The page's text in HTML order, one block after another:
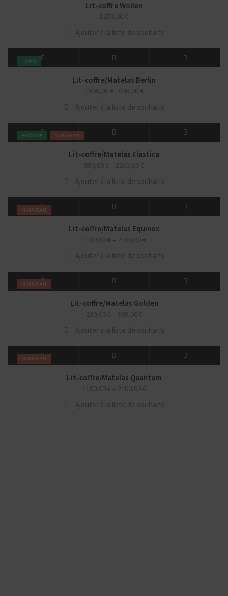
Lit-coffre Wollen
1250,00 €
Ajouter à la liste de souhaits
-34%
Lit-coffre/Matelas Berlin
1500,00€ 990,00 €
Ajouter à la liste de souhaits
PROMO! NOUVEAU
Lit-coffre/Matelas Elastica
990,00 € – 2200,00 €
Ajouter à la liste de souhaits
NOUVEAU
Lit-coffre/Matelas Equinox
1100,00 € – 2100,00 €
Ajouter à la liste de souhaits
NOUVEAU
Lit-coffre/Matelas Golden
290,00 € – 999,00 €
Ajouter à la liste de souhaits
NOUVEAU
Lit-coffre/Matelas Quantum
1100,00 € – 2100,00 €
Ajouter à la liste de souhaits